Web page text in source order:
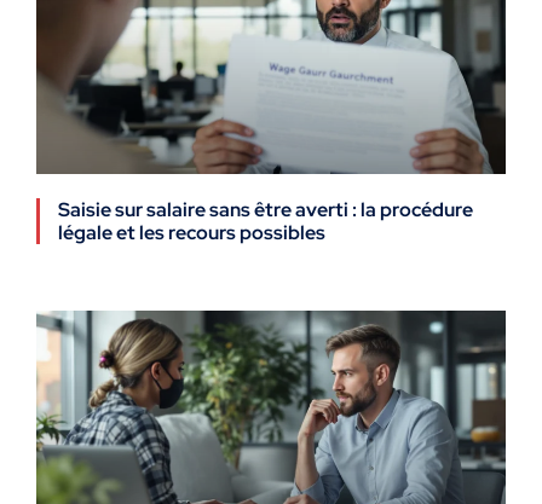
Saisie sur salaire sans être averti : la procédure
légale et les recours possibles